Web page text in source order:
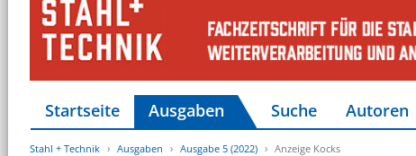
Startseite Ausgaben Suche Autoren
Stahl + Technik Ausgaben Ausgabe 5 (2022) Anzeige Kocks